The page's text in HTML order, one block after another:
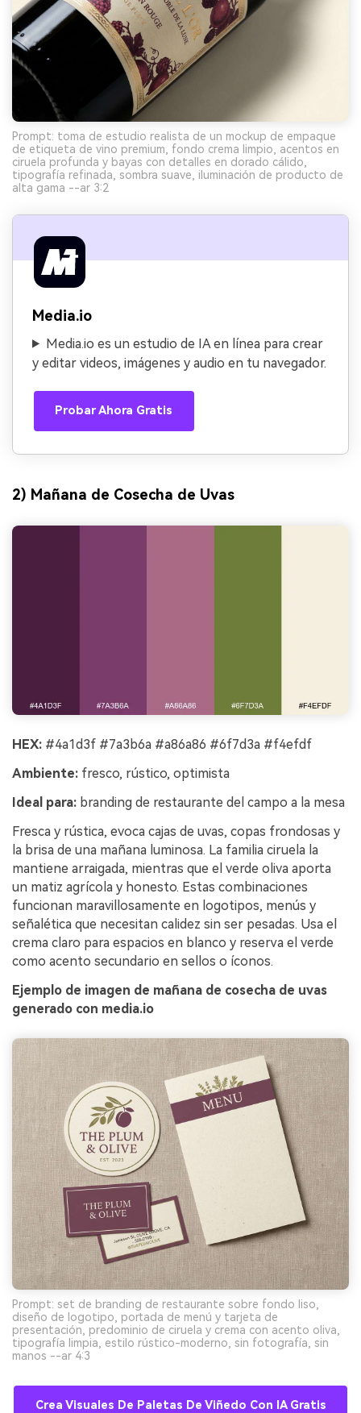
Prompt: toma de estudio realista de un mockup de empaque
de etiqueta de vino premium, fondo crema limpio, acentos en
ciruela profunda y bayas con detalles en dorado cálido,
tipografía refinada, sombra suave, iluminación de producto de
alta gama --ar 3:2
Media.io
Media.io es un estudio de IA en línea para crear
y editar videos, imágenes y audio en tu navegador.
Probar Ahora Gratis
2) Mañana de Cosecha de Uvas
HEX: #4a1d3f #7a3b6a #a86a86 #6f7d3a #f4efdf
Ambiente: fresco, rústico, optimista
Ideal para: branding de restaurante del campo a la mesa
Fresca y rústica, evoca cajas de uvas, copas frondosas y
la brisa de una mañana luminosa. La familia ciruela la
mantiene arraigada, mientras que el verde oliva aporta
un matiz agrícola y honesto. Estas combinaciones
funcionan maravillosamente en logotipos, menús y
señalética que necesitan calidez sin ser pesadas. Usa el
crema claro para espacios en blanco y reserva el verde
como acento secundario en sellos o íconos.
Ejemplo de imagen de mañana de cosecha de uvas
generado con media.io
Prompt: set de branding de restaurante sobre fondo liso,
diseño de logotipo, portada de menú y tarjeta de
presentación, predominio de ciruela y crema con acento oliva,
tipografía limpia, estilo rústico-moderno, sin fotografía, sin
manos --ar 4:3
Crea Visuales De Paletas De Viñedo Con IA Gratis